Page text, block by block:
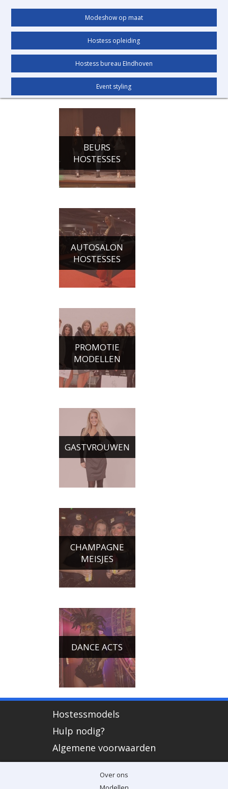
Modeshow op maat
Hostess opleiding
Hostess bureau EIndhoven
Event styling
BEURS
HOSTESSES
AUTOSALON
HOSTESSES
PROMOTIE
MODELLEN
GASTVROUWEN
CHAMPAGNE
MEISJES
DANCE ACTS
Hostessmodels
Hulp nodig?
Algemene voorwaarden
Over ons